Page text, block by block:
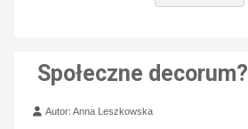
Społeczne decorum?
Szczegóły
Autor:Anna Leszkowska